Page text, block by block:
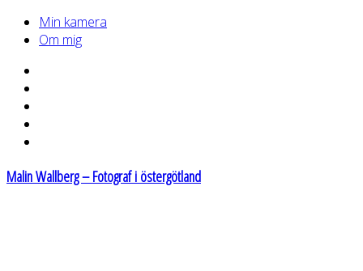
Min kamera
Om mig
Malin Wallberg – Fotograf i östergötland